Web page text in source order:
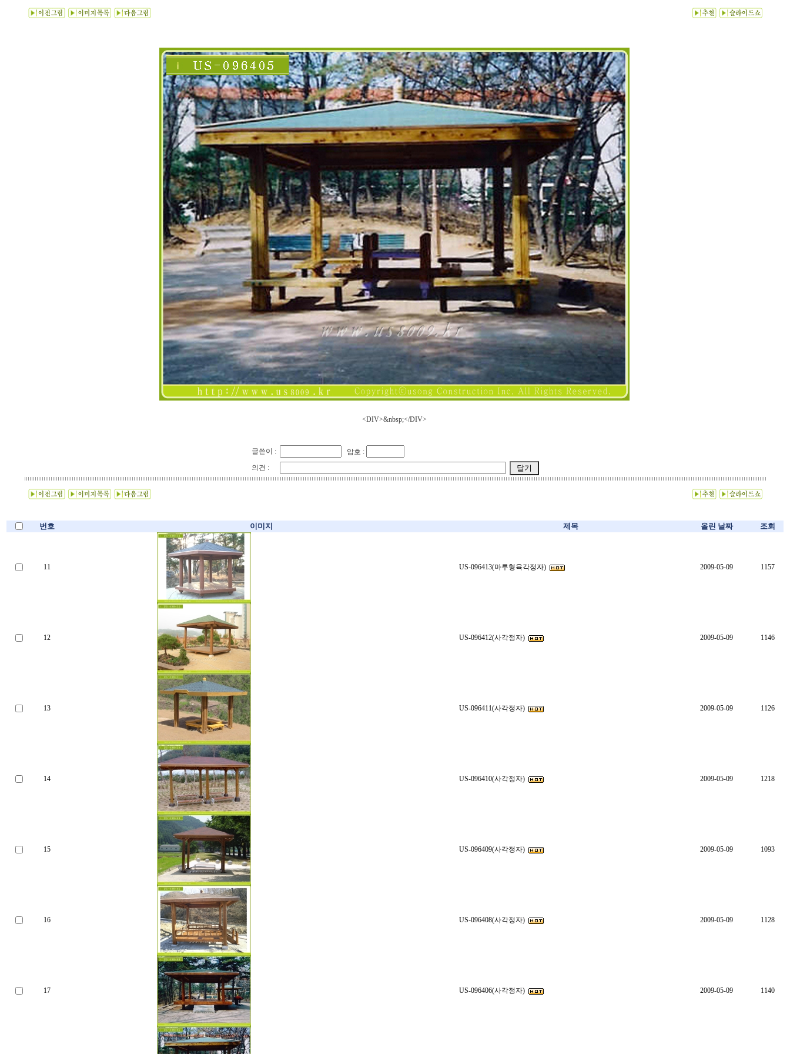
<DIV>&nbsp;</DIV>
글쓴이 :
암호 :
의견 :
번호 이미지 제목 올린 날짜 조회
11 US-096413(마루형육각정자) 2009-05-09 1157
12 US-096412(사각정자) 2009-05-09 1146
13 US-096411(사각정자) 2009-05-09 1126
14 US-096410(사각정자) 2009-05-09 1218
15 US-096409(사각정자) 2009-05-09 1093
16 US-096408(사각정자) 2009-05-09 1128
17 US-096406(사각정자) 2009-05-09 1140